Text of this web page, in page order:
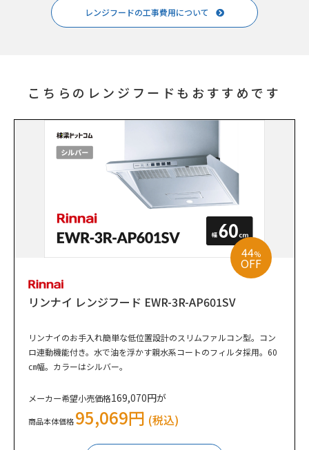
レンジフードの工事費用について
こちらのレンジフードもおすすめです
44%
OFF
リンナイ レンジフード EWR-3R-AP601SV
リンナイのお手入れ簡単な低位置設計のスリムファルコン型。コン
ロ連動機能付き。水で油を浮かす親水系コートのフィルタ採用。60
㎝幅。カラーはシルバー。
メーカー希望小売価格169,070円が
商品本体価格95,069円 (税込)